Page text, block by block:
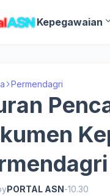
Kepegawaian
Permendagri
PORTAL ASN-10.30